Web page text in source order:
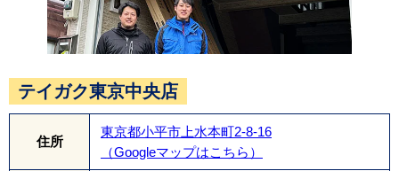
テイガク東京中央店
住所
東京都小平市上水本町2-8-16
（Googleマップはこちら）